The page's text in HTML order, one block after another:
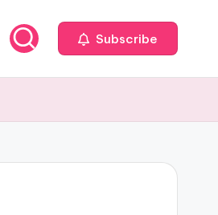
Subscribe